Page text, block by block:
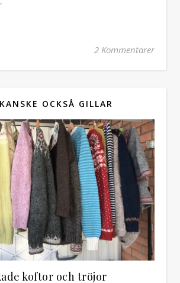
2 Kommentarer
OCKSÅ GILLAR
koftor och tröjor